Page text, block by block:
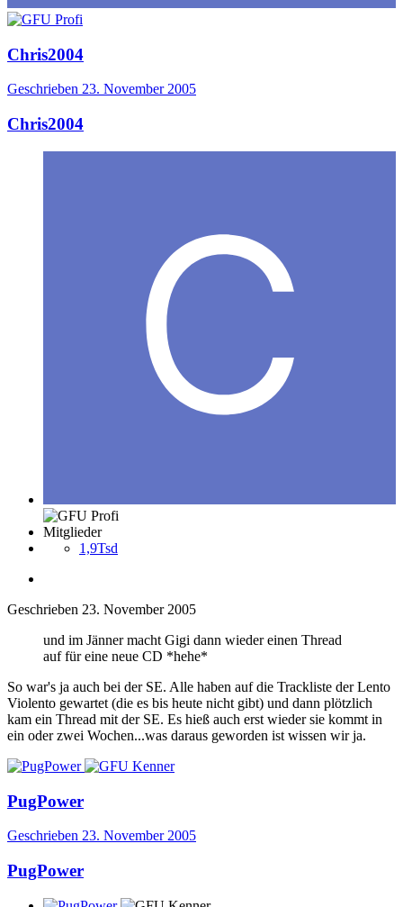
Chris2004
Geschrieben 23. November 2005
Chris2004
Mitglieder
1,9Tsd
Geschrieben 23. November 2005
und im Jänner macht Gigi dann wieder einen Thread
auf für eine neue CD *hehe*
So war's ja auch bei der SE. Alle haben auf die Trackliste der Lento
Violento gewartet (die es bis heute nicht gibt) und dann plötzlich
kam ein Thread mit der SE. Es hieß auch erst wieder sie kommt in
ein oder zwei Wochen...was daraus geworden ist wissen wir ja.
PugPower
Geschrieben 23. November 2005
PugPower